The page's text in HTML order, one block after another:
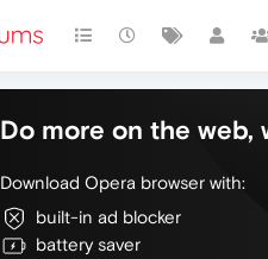
Do more on the web,
Download Opera browser with:
built-in ad blocker
battery saver